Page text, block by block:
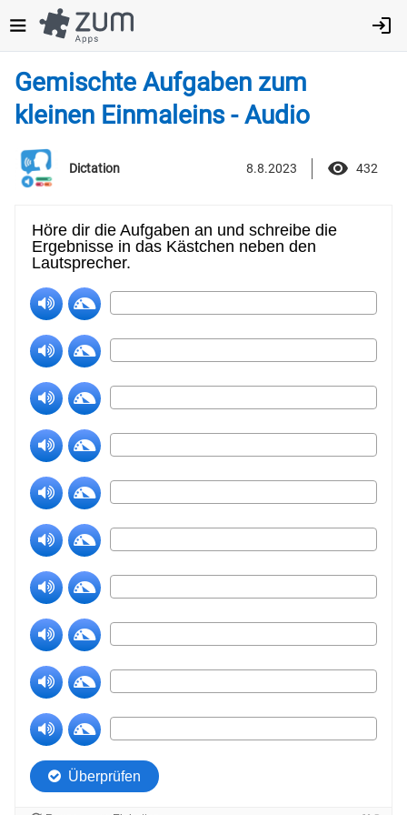
zum
Inhalt
Gemischte Aufgaben zum
kleinen Einmaleins - Audio
Dictation 8.8.2023 432